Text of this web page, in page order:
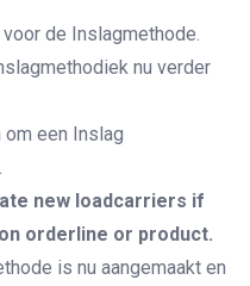
voor de Inslagmethode.
nu verder
een Inslag
new loadcarriers if
orderline or product.
is nu aangemaakt en